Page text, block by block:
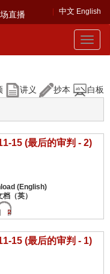
中文 English
直播
Toggle
讲义 抄本 白板
15 (最后的审判 - 2)
15 (最后的审判 - 1)